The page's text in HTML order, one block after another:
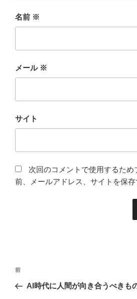
名前 ※
メール ※
サイト
次回のコメントで使用するため
前、メールアドレス、サイトを保存
投
ナ
前
の
前
AI時代に人間が向き合うべきも